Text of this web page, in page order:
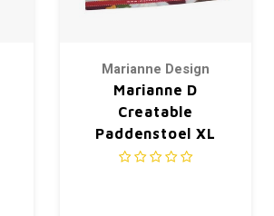
Marianne Design
Marianne D
Creatable
Paddenstoel XL
LR0770